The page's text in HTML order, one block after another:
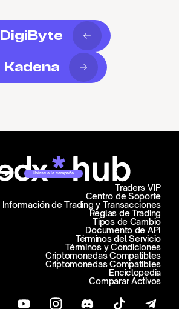
DigiByte
Kadena
Unirse a la campaña
Centro de Soporte
Información de Trading y Transacciones
Traders VIP
Reglas de Trading
Tipos de Cambio
Documento de API
Términos del Servicio
Términos y Condiciones
Criptomonedas Compatibles
Criptomonedas Compatibles
Enciclopedia
Comparar Activos